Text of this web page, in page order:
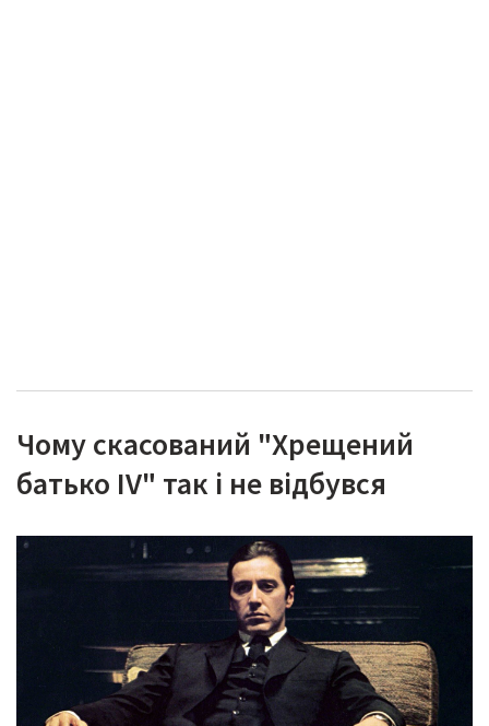
Чому скасований "Хрещений
батько IV" так і не відбувся